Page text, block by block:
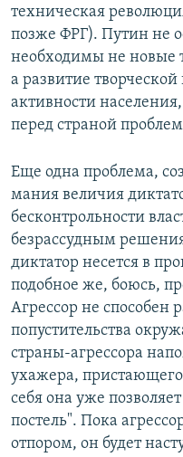
техническая
позже ФРГ). Путин не
необходимы не новые
а развитие
активности
перед страной
Еще одна проблема,
мания величия
бесконтрольности
безрассудным
диктатор несется в
подобное же, боюсь,
Агрессор не способен
попустительства
страны-агрессора
ухажера, пристающего
себя она уже
постель". Пока
отпором, он будет